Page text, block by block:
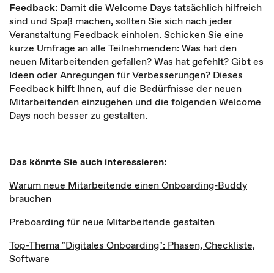
Feedback: Damit die Welcome Days tatsächlich hilfreich
sind und Spaß machen, sollten Sie sich nach jeder
Veranstaltung Feedback einholen. Schicken Sie eine
kurze Umfrage an alle Teilnehmenden: Was hat den
neuen Mitarbeitenden gefallen? Was hat gefehlt? Gibt es
Ideen oder Anregungen für Verbesserungen? Dieses
Feedback hilft Ihnen, auf die Bedürfnisse der neuen
Mitarbeitenden einzugehen und die folgenden Welcome
Days noch besser zu gestalten.
Das könnte Sie auch interessieren:
Warum neue Mitarbeitende einen Onboarding-Buddy
brauchen
Preboarding für neue Mitarbeitende gestalten
Top-Thema "Digitales Onboarding": Phasen, Checkliste,
Software